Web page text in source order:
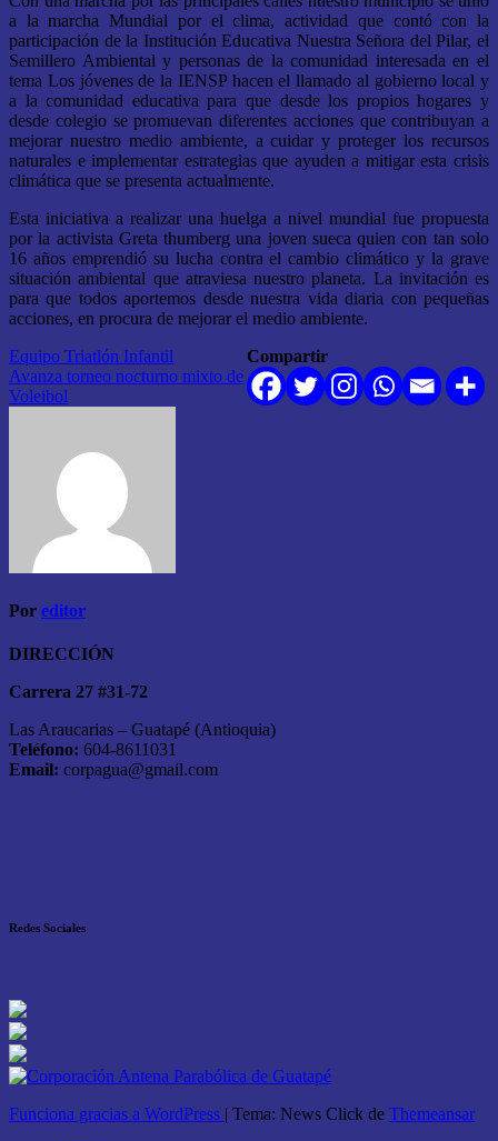
a la marcha Mundial por el clima, actividad que contó con la
participación de la Institución Educativa Nuestra Señora del Pilar, el
Semillero Ambiental y personas de la comunidad interesada en el
tema Los jóvenes de la IENSP hacen el llamado al gobierno local y
a la comunidad educativa para que desde los propios hogares y
desde colegio se promuevan diferentes acciones que contribuyan a
mejorar nuestro medio ambiente, a cuidar y proteger los recursos
naturales e implementar estrategias que ayuden a mitigar esta crisis
climática que se presenta actualmente.
Esta iniciativa a realizar una huelga a nivel mundial fue propuesta
por la activista Greta thumberg una joven sueca quien con tan solo
16 años emprendió su lucha contra el cambio climático y la grave
situación ambiental que atraviesa nuestro planeta. La invitación es
para que todos aportemos desde nuestra vida diaria con pequeñas
acciones, en procura de mejorar el medio ambiente.
Compartir
Navegación
de
Equipo Triatlón Infantil
Avanza torneo nocturno mixto de
Voleibol
Por editor
DIRECCIÓN
Carrera 27 #31-72
Las Araucarias – Guatapé (Antioquia)
Teléfono: 604-8611031
Email: corpagua@gmail.com
Redes Sociales
Funciona gracias a WordPress | Tema: News Click de Themeansar